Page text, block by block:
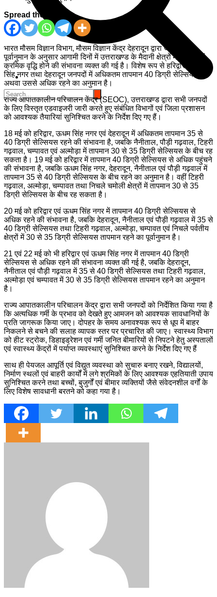
Spread the love
भारत मौसम विज्ञान विभाग, मौसम विज्ञान केंद्र देहरादून द्वारा जारी मौसम
पूर्वानुमान के अनुसार आगामी दिनों में उत्तराखण्ड के मैदानी क्षेत्रों में तापमान में
क्रमिक वृद्धि होने की संभावना व्यक्त की गई है। विशेष रूप से हरिद्वार, ऊधम
सिंह नगर तथा देहरादून जनपदों में अधिकतम तापमान 40 डिग्री सेल्सियस
अथवा उससे अधिक रहने का अनुमान है।
राज्य आपातकालीन परिचालन केंद्र (SEOC), उत्तराखण्ड द्वारा सभी जनपदों
के लिए विस्तृत एडवाइजरी जारी करते हुए संबंधित विभागों एवं जिला प्रशासन
को आवश्यक तैयारियां सुनिश्चित करने के निर्देश दिए गए हैं।
18 मई को हरिद्वार, ऊधम सिंह नगर एवं देहरादून में अधिकतम तापमान 35 से
40 डिग्री सेल्सियस रहने की संभावना है, जबकि नैनीताल, पौड़ी गढ़वाल, टिहरी
गढ़वाल, चम्पावत एवं अल्मोड़ा में तापमान 30 से 35 डिग्री सेल्सियस के बीच रह
सकता है। 19 मई को हरिद्वार में तापमान 40 डिग्री सेल्सियस से अधिक पहुंचने
की संभावना है, जबकि ऊधम सिंह नगर, देहरादून, नैनीताल एवं पौड़ी गढ़वाल में
तापमान 35 से 40 डिग्री सेल्सियस के बीच रहने का अनुमान है। वहीं टिहरी
गढ़वाल, अल्मोड़ा, चम्पावत तथा निचले चमोली क्षेत्रों में तापमान 30 से 35
डिग्री सेल्सियस के बीच रह सकता है।
20 मई को हरिद्वार एवं ऊधम सिंह नगर में तापमान 40 डिग्री सेल्सियस से
अधिक रहने की संभावना है, जबकि देहरादून, नैनीताल एवं पौड़ी गढ़वाल में 35 से
40 डिग्री सेल्सियस तथा टिहरी गढ़वाल, अल्मोड़ा, चम्पावत एवं निचले पर्वतीय
क्षेत्रों में 30 से 35 डिग्री सेल्सियस तापमान रहने का पूर्वानुमान है।
21 एवं 22 मई को भी हरिद्वार एवं ऊधम सिंह नगर में तापमान 40 डिग्री
सेल्सियस से अधिक रहने की संभावना व्यक्त की गई है, जबकि देहरादून,
नैनीताल एवं पौड़ी गढ़वाल में 35 से 40 डिग्री सेल्सियस तथा टिहरी गढ़वाल,
अल्मोड़ा एवं चम्पावत में 30 से 35 डिग्री सेल्सियस तापमान रहने का अनुमान
है।
राज्य आपातकालीन परिचालन केंद्र द्वारा सभी जनपदों को निर्देशित किया गया है
कि अत्यधिक गर्मी के प्रभाव को देखते हुए आमजन को आवश्यक सावधानियों के
प्रति जागरूक किया जाए। दोपहर के समय अनावश्यक रूप से धूप में बाहर
निकलने से बचने की सलाह व्यापक स्तर पर प्रचारित की जाए। स्वास्थ्य विभाग
को हीट स्ट्रोक, डिहाइड्रेशन एवं गर्मी जनित बीमारियों से निपटने हेतु अस्पतालों
एवं स्वास्थ्य केंद्रों में पर्याप्त व्यवस्थाएं सुनिश्चित करने के निर्देश दिए गए हैं
साथ ही पेयजल आपूर्ति एवं विद्युत व्यवस्था को सुचारु बनाए रखने, विद्यालयों,
निर्माण स्थलों एवं बाहरी कार्यों में लगे श्रमिकों के लिए आवश्यक एहतियाती उपाय
सुनिश्चित करने तथा बच्चों, बुजुर्गों एवं बीमार व्यक्तियों जैसे संवेदनशील वर्गों के
लिए विशेष सावधानी बरतने को कहा गया है।